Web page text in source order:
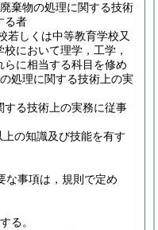
棄物の処理に関する技術
る者
若しくは中等教育学校又
において理学，工学，
に相当する科目を修め
処理に関する技術上の実
する技術上の実務に従事
の知識及び技能を有す
な事項は，規則で定め
る。